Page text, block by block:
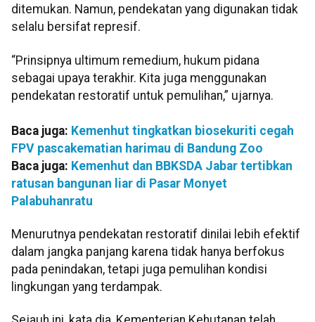
ditemukan. Namun, pendekatan yang digunakan tidak
selalu bersifat represif.
“Prinsipnya ultimum remedium, hukum pidana
sebagai upaya terakhir. Kita juga menggunakan
pendekatan restoratif untuk pemulihan,” ujarnya.
Baca juga: Kemenhut tingkatkan biosekuriti cegah
FPV pascakematian harimau di Bandung Zoo
Baca juga: Kemenhut dan BBKSDA Jabar tertibkan
ratusan bangunan liar di Pasar Monyet
Palabuhanratu
Menurutnya pendekatan restoratif dinilai lebih efektif
dalam jangka panjang karena tidak hanya berfokus
pada penindakan, tetapi juga pemulihan kondisi
lingkungan yang terdampak.